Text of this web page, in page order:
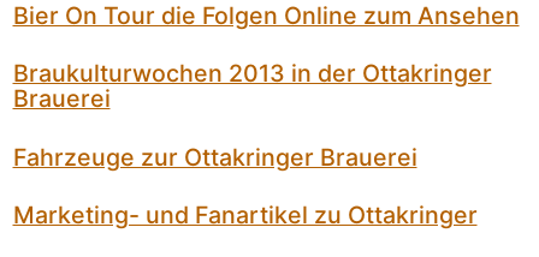
Bier On Tour die Folgen Online zum Ansehen
Braukulturwochen 2013 in der Ottakringer
Brauerei
Fahrzeuge zur Ottakringer Brauerei
Marketing- und Fanartikel zu Ottakringer